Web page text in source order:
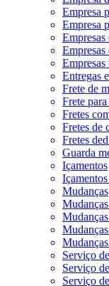
Empresa
Empresa
Empresas
Empresas
Entregas
Frete de
Frete
Fretes
Fretes de
Fretes
Guarda
Içamentos
Mudanças
Serviço
Serviço
Serviço